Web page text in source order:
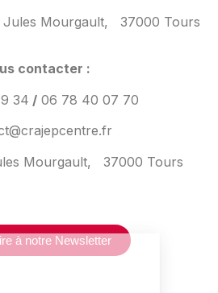
Jules Mourgault, 37000 Tours
contacter :
34 / 06 78 40 07 70
Mourgault, 37000 Tours
à notre Newsletter